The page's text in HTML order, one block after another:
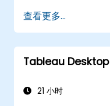
查看更多...
Tableau Desktop
21 小时